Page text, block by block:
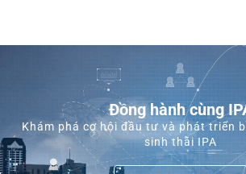
Đồng hành cùng
Khám phá cơ hội đầu tư và phát triển
sinh thái IPA